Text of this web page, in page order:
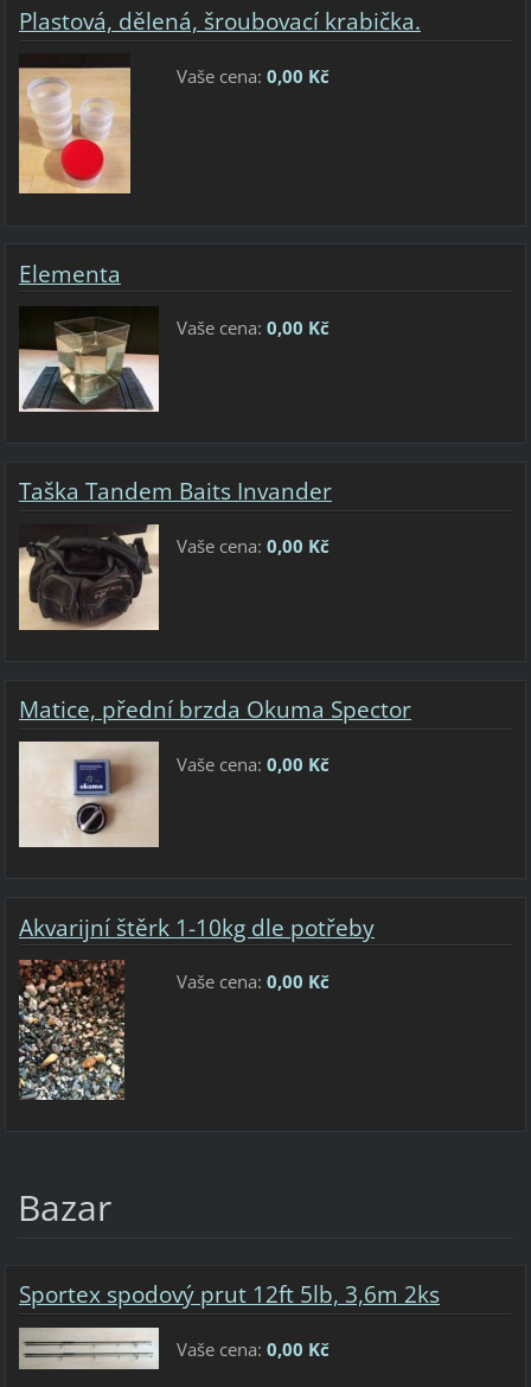
Plastová, dělená, šroubovací krabička.
Vaše cena: 0,00 Kč
Elementa
Vaše cena: 0,00 Kč
Taška Tandem Baits Invander
Vaše cena: 0,00 Kč
Matice, přední brzda Okuma Spector
Vaše cena: 0,00 Kč
Akvarijní štěrk 1-10kg dle potřeby
Vaše cena: 0,00 Kč
Bazar
Sportex spodový prut 12ft 5lb, 3,6m 2ks
Vaše cena: 0,00 Kč